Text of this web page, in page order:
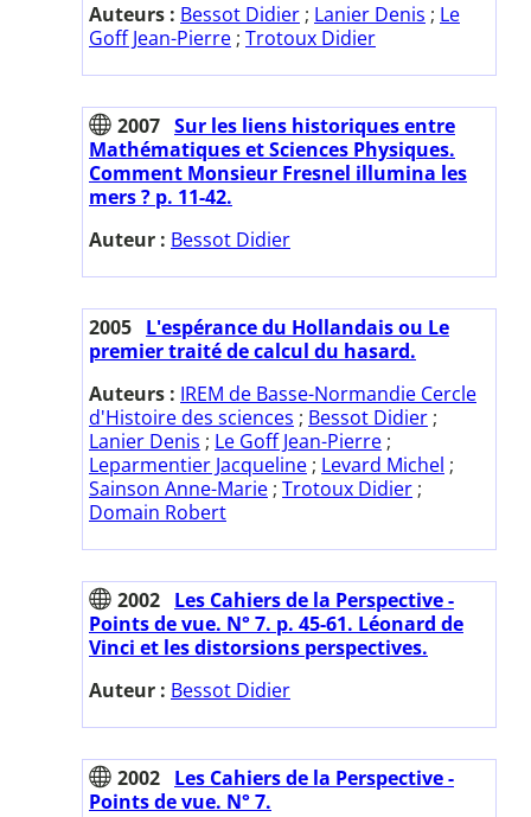
Auteurs : Bessot Didier ; Lanier Denis ; Le
Goff Jean-Pierre ; Trotoux Didier
2007 Sur les liens historiques entre
Mathématiques et Sciences Physiques.
Comment Monsieur Fresnel illumina les
mers ? p. 11-42.
Auteur : Bessot Didier
2005 L'espérance du Hollandais ou Le
premier traité de calcul du hasard.
Auteurs : IREM de Basse-Normandie Cercle
d'Histoire des sciences ; Bessot Didier ;
Lanier Denis ; Le Goff Jean-Pierre ;
Leparmentier Jacqueline ; Levard Michel ;
Sainson Anne-Marie ; Trotoux Didier ;
Domain Robert
2002 Les Cahiers de la Perspective -
Points de vue. N° 7. p. 45-61. Léonard de
Vinci et les distorsions perspectives.
Auteur : Bessot Didier
2002 Les Cahiers de la Perspective -
Points de vue. N° 7.